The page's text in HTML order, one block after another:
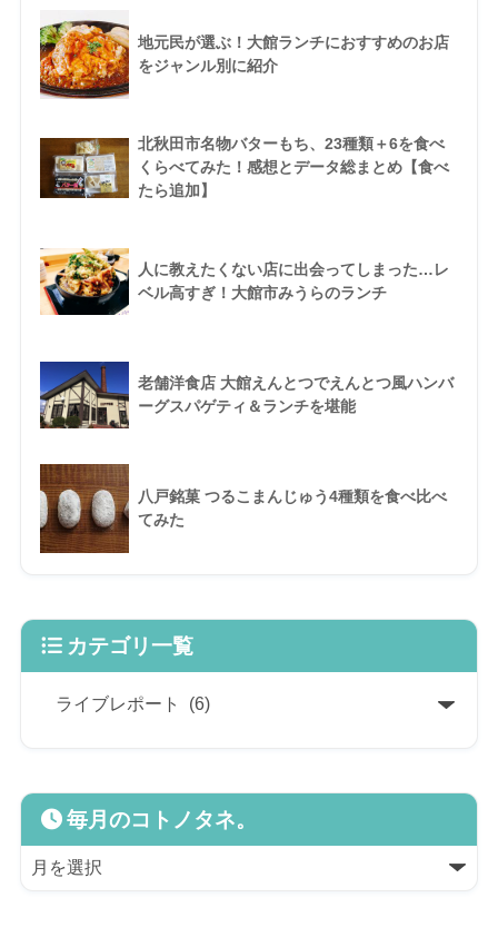
地元民が選ぶ！大館ランチにおすすめのお店
をジャンル別に紹介
北秋田市名物バターもち、23種類＋6を食べ
くらべてみた！感想とデータ総まとめ【食べ
たら追加】
人に教えたくない店に出会ってしまった…レ
ベル高すぎ！大館市みうらのランチ
老舗洋食店 大館えんとつでえんとつ風ハンバ
ーグスパゲティ＆ランチを堪能
八戸銘菓 つるこまんじゅう4種類を食べ比べ
てみた
カテゴリ一覧
毎月のコトノタネ。